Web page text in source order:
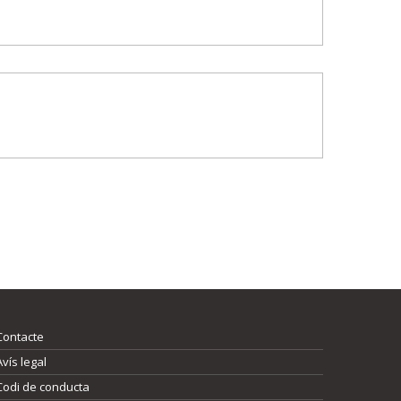
legal
de conducta